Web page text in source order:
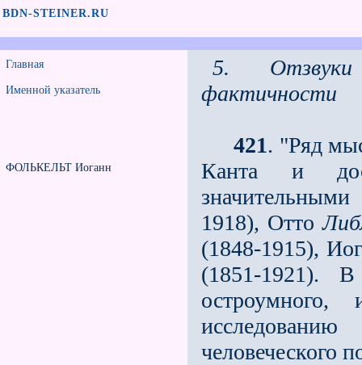
BDN-STEINER.RU
Главная
Именной указатель
ФОЛЬКЕЛЬТ Иоганн
5. Отзвуки
фактичности
421. "Ряд
Канта и
1918), Отто
(1848-1915),
(1851-1921).
человеческого